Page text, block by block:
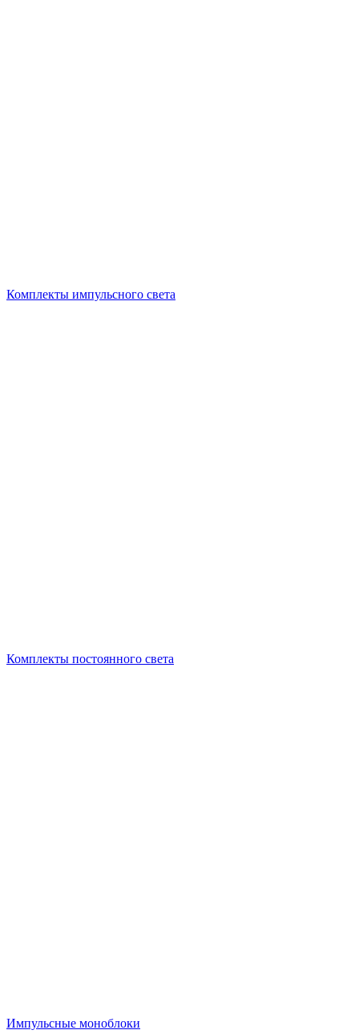
Комплекты импульсного света
Комплекты постоянного света
Импульсные моноблоки